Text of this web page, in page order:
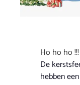
Ho ho ho !!!
De
hebben